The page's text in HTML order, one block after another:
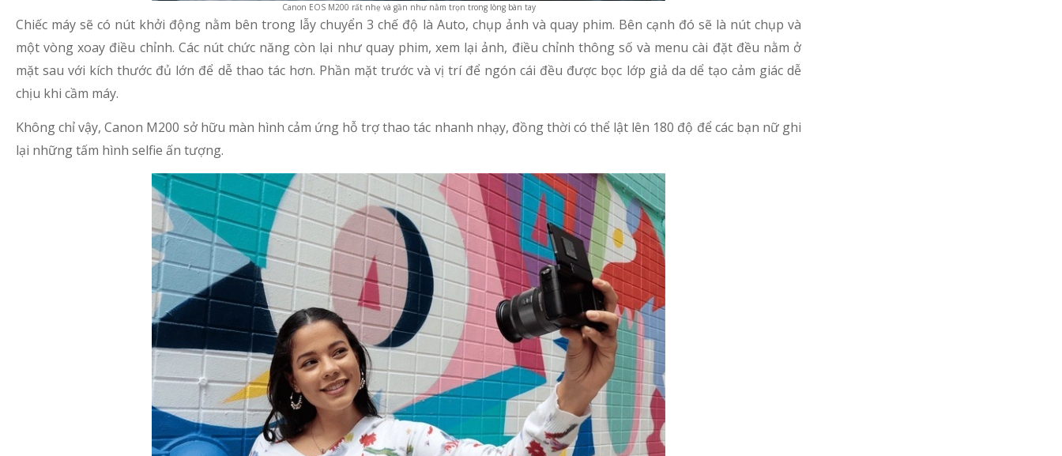
Canon EOS M200 rất nhẹ và gần như nằm trọn trong lòng bàn tay
Chiếc máy sẽ có nút khởi động nằm bên trong lẫy chuyển 3 chế độ là Auto, chụp ảnh và quay phim. Bên cạnh đó sẽ là nút chụp và
một vòng xoay điều chỉnh. Các nút chức năng còn lại như quay phim, xem lại ảnh, điều chỉnh thông số và menu cài đặt đều nằm ở
mặt sau với kích thước đủ lớn để dễ thao tác hơn. Phần mặt trước và vị trí để ngón cái đều được bọc lớp giả da dể tạo cảm giác dễ
chịu khi cầm máy.
Không chỉ vậy, Canon M200 sở hữu màn hình cảm ứng hỗ trợ thao tác nhanh nhạy, đồng thời có thể lật lên 180 độ để các bạn nữ ghi
lại những tấm hình selfie ấn tượng.